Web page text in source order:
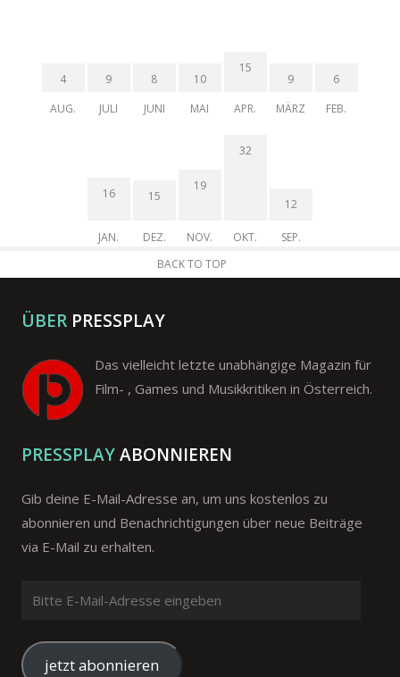
4
AUG.
9
JULI
8
JUNI
10
MAI
15
APR.
9
MÄRZ
6
FEB.
16
JAN.
15
DEZ.
19
NOV.
32
OKT.
12
SEP.
BACK TO TOP
ÜBER PRESSPLAY
Das vielleicht letzte unabhängige Magazin für
Film- , Games und Musikkritiken in Österreich.
PRESSPLAYABONNIEREN
Gib deine E-Mail-Adresse an, um uns kostenlos zu
abonnieren und Benachrichtigungen über neue Beiträge
via E-Mail zu erhalten.
Mail-
Adressejetzt abonnieren